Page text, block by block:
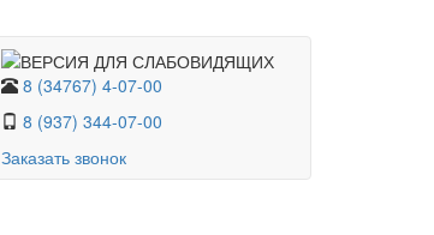
8 (34767) 4-07-00
8 (937) 344-07-00
Заказать звонок